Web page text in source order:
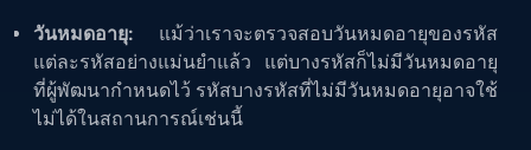
วันหมดอายุ: แม้ว่าเราจะตรวจสอบวันหมดอายุของรหัส
แต่ละรหัสอย่างแม่นยำแล้ว แต่บางรหัสก็ไม่มีวันหมดอายุ
ที่ผู้พัฒนากำหนดไว้ รหัสบางรหัสที่ไม่มีวันหมดอายุอาจใช้
ไม่ได้ในสถานการณ์เช่นนี้